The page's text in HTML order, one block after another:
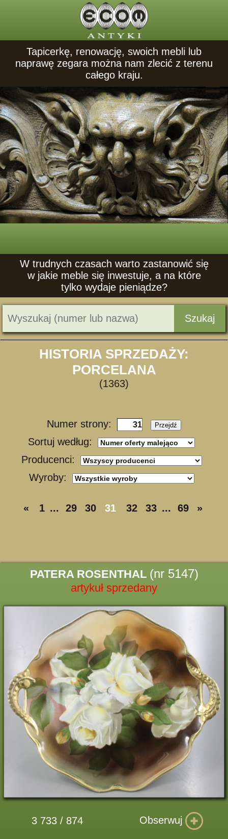
Tapicerkę, renowację, swoich mebli lub
naprawę zegara można nam zlecić z terenu
całego kraju.
W trudnych czasach warto zastanowić się
w jakie meble się inwestuje, a na które
tylko wydaje pieniądze?
Szukaj
HISTORIA SPRZEDAŻY:
PORCELANA
(1363)
Numer strony: Przejdź
Sortuj według:
Producenci:
Wyroby:
« 1 ... 29 30 31 32 33 ... 69 »
PATERA ROSENTHAL (nr 5147)
artykuł sprzedany
3 733 / 874 Obserwuj